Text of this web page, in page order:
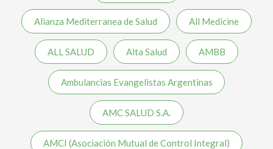
Alianza Mediterranea de Salud All Medicine
ALL SALUD Alta Salud AMBB
Ambulancias Evangelistas Argentinas
AMC SALUD S.A.
AMCI (Asociación Mutual de Control Integral)